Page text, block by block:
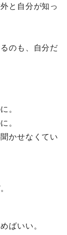
と自分が知っ
のも、自分だ
。
。
かせなくてい
ばいい。